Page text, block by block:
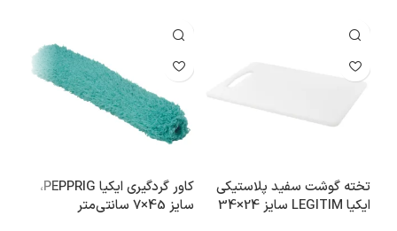
تخته گوشت سفید پلاستیکی
ایکیا LEGITIM سایز 24×34
کاور گردگیری ایکیا PEPPRIG،
سایز 45×7 سانتی‌متر